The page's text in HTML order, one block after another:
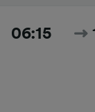
06:15